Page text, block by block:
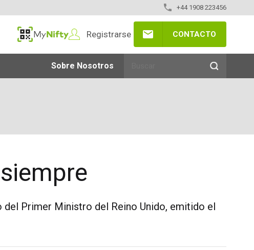
+44 1908 223456
MyNifty
Registrarse CONTACTO
Sobre Nosotros
Primer Ministro del Reino Unido, emitido el